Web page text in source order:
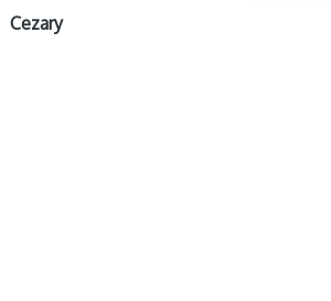
Cezary